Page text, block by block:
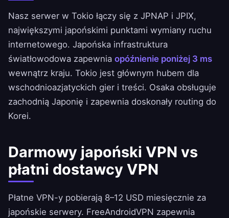
Nasz serwer w Tokio łączy się z JPNAP i JPIX,
największymi japońskimi punktami wymiany ruchu
internetowego. Japońska infrastruktura
światłowodowa zapewnia opóźnienie poniżej 3 ms
wewnątrz kraju. Tokio jest głównym hubem dla
wschodnioazjatyckich gier i treści. Osaka obsługuje
zachodnią Japonię i zapewnia doskonały routing do
Korei.
Darmowy japoński VPN vs
płatni dostawcy VPN
Płatne VPN-y pobierają 8–12 USD miesięcznie za
japońskie serwery. FreeAndroidVPN zapewnia